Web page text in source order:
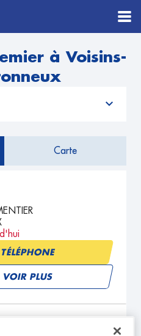
à Voisins-
Carte
TÉLÉPHONE
VOIR PLUS